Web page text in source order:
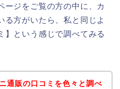
ージをご覧の方の中に、カ
る方がいたら、私と同じよ
という感じで調べてみる
通販の口コミを色々と調べ